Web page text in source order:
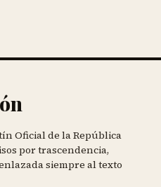
Oficial de la República
por trascendencia,
siempre al texto